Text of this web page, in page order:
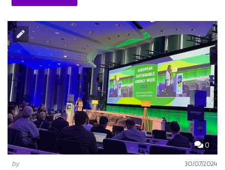
0
by
30/07/2024